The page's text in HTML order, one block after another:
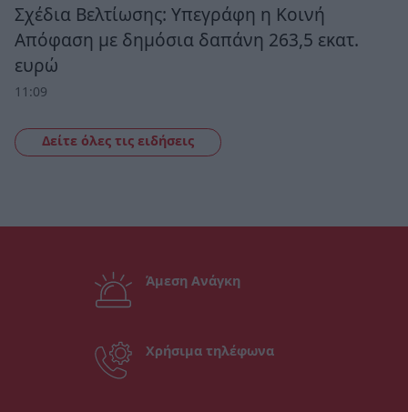
Σχέδια Βελτίωσης: Υπεγράφη η Κοινή
Απόφαση με δημόσια δαπάνη 263,5 εκατ.
ευρώ
11:09
Δείτε όλες τις ειδήσεις
Άμεση Ανάγκη
Χρήσιμα τηλέφωνα